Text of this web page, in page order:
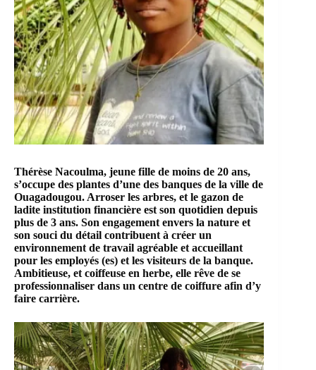
Thérèse Nacoulma, jeune fille de moins de 20 ans,
s’occupe des plantes d’une des banques de la ville de
Ouagadougou. Arroser les arbres, et le gazon de
ladite institution financière est son quotidien depuis
plus de 3 ans. Son engagement envers la nature et
son souci du détail contribuent à créer un
environnement de travail agréable et accueillant
pour les employés (es) et les visiteurs de la banque.
Ambitieuse, et coiffeuse en herbe, elle rêve de se
professionnaliser dans un centre de coiffure afin d’y
faire carrière.